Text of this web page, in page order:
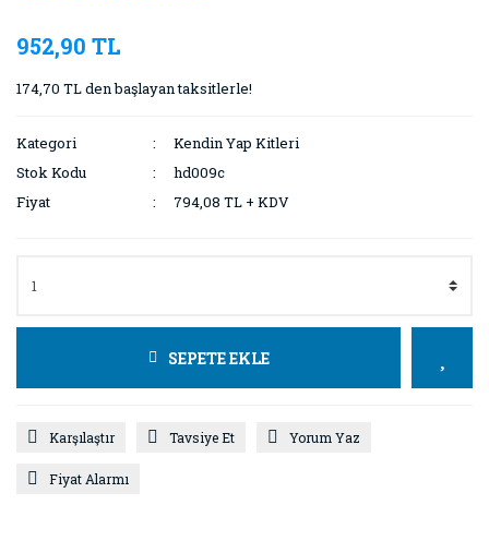
952,90 TL
174,70 TL den başlayan taksitlerle!
Kategori
Kendin Yap Kitleri
Stok Kodu
hd009c
Fiyat
794,08 TL + KDV
SEPETE EKLE
Karşılaştır Tavsiye Et Yorum Yaz
Fiyat Alarmı